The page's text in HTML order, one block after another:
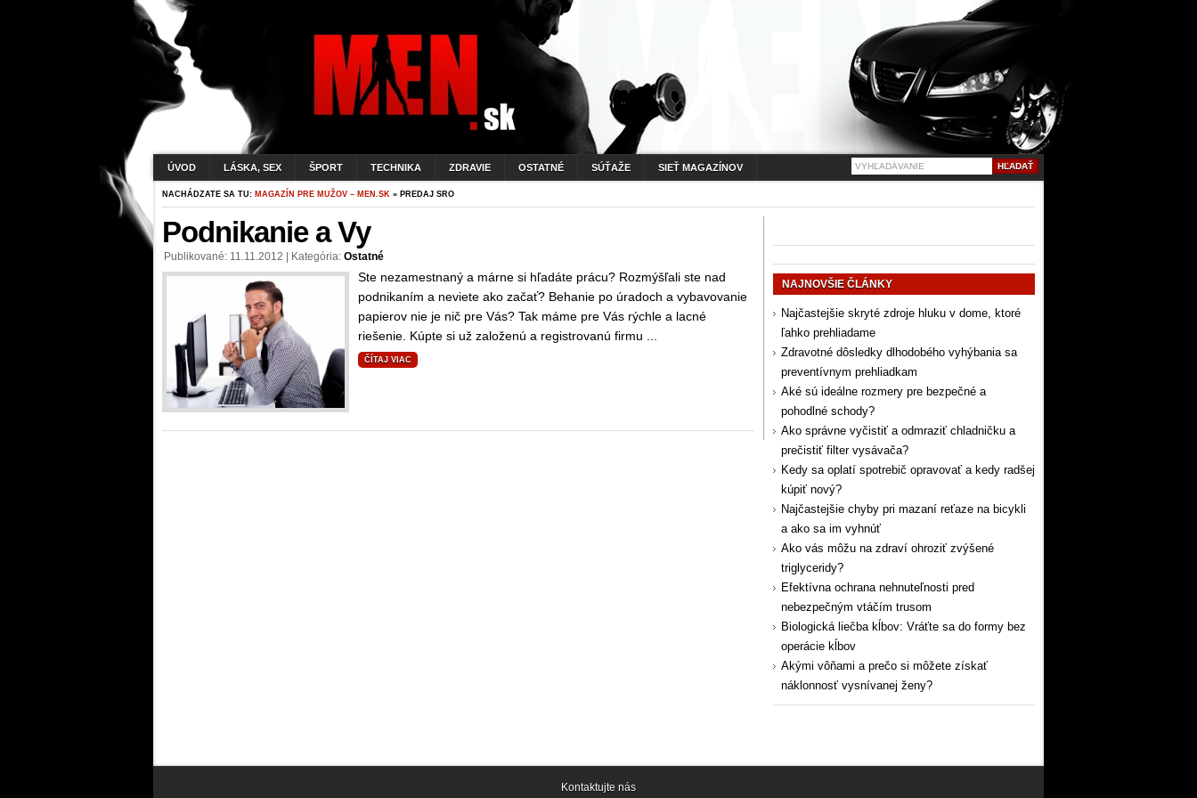
ÚVOD LÁSKA, SEX ŠPORT TECHNIKA ZDRAVIE OSTATNÉ SÚŤAŽE SIEŤ MAGAZÍNOV
NACHÁDZATE SA TU: MAGAZÍN PRE MUŽOV – MEN.SK » PREDAJ SRO
Podnikanie a Vy
Publikované: 11.11.2012 | Kategória: Ostatné
Ste nezamestnaný a márne si hľadáte prácu? Rozmýšľali ste nad
podnikaním a neviete ako začať? Behanie po úradoch a vybavovanie
papierov nie je nič pre Vás? Tak máme pre Vás rýchle a lacné
riešenie. Kúpte si už založenú a registrovanú firmu ...
ČÍTAJ VIAC
NAJNOVŠIE ČLÁNKY
Najčastejšie skryté zdroje hluku v dome, ktoré
ľahko prehliadame
Zdravotné dôsledky dlhodobého vyhýbania sa
preventívnym prehliadkam
Aké sú ideálne rozmery pre bezpečné a
pohodlné schody?
Ako správne vyčistiť a odmraziť chladničku a
prečistiť filter vysávača?
Kedy sa oplatí spotrebič opravovať a kedy radšej
kúpiť nový?
Najčastejšie chyby pri mazaní reťaze na bicykli
a ako sa im vyhnúť
Ako vás môžu na zdraví ohroziť zvýšené
triglyceridy?
Efektívna ochrana nehnuteľnosti pred
nebezpečným vtáčím trusom
Biologická liečba kĺbov: Vráťte sa do formy bez
operácie kĺbov
Akými vôňami a prečo si môžete získať
náklonnosť vysnívanej ženy?
Kontaktujte nás